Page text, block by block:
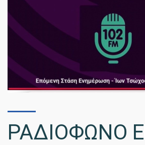
ΡΑΔΙΟΦΩΝΟ